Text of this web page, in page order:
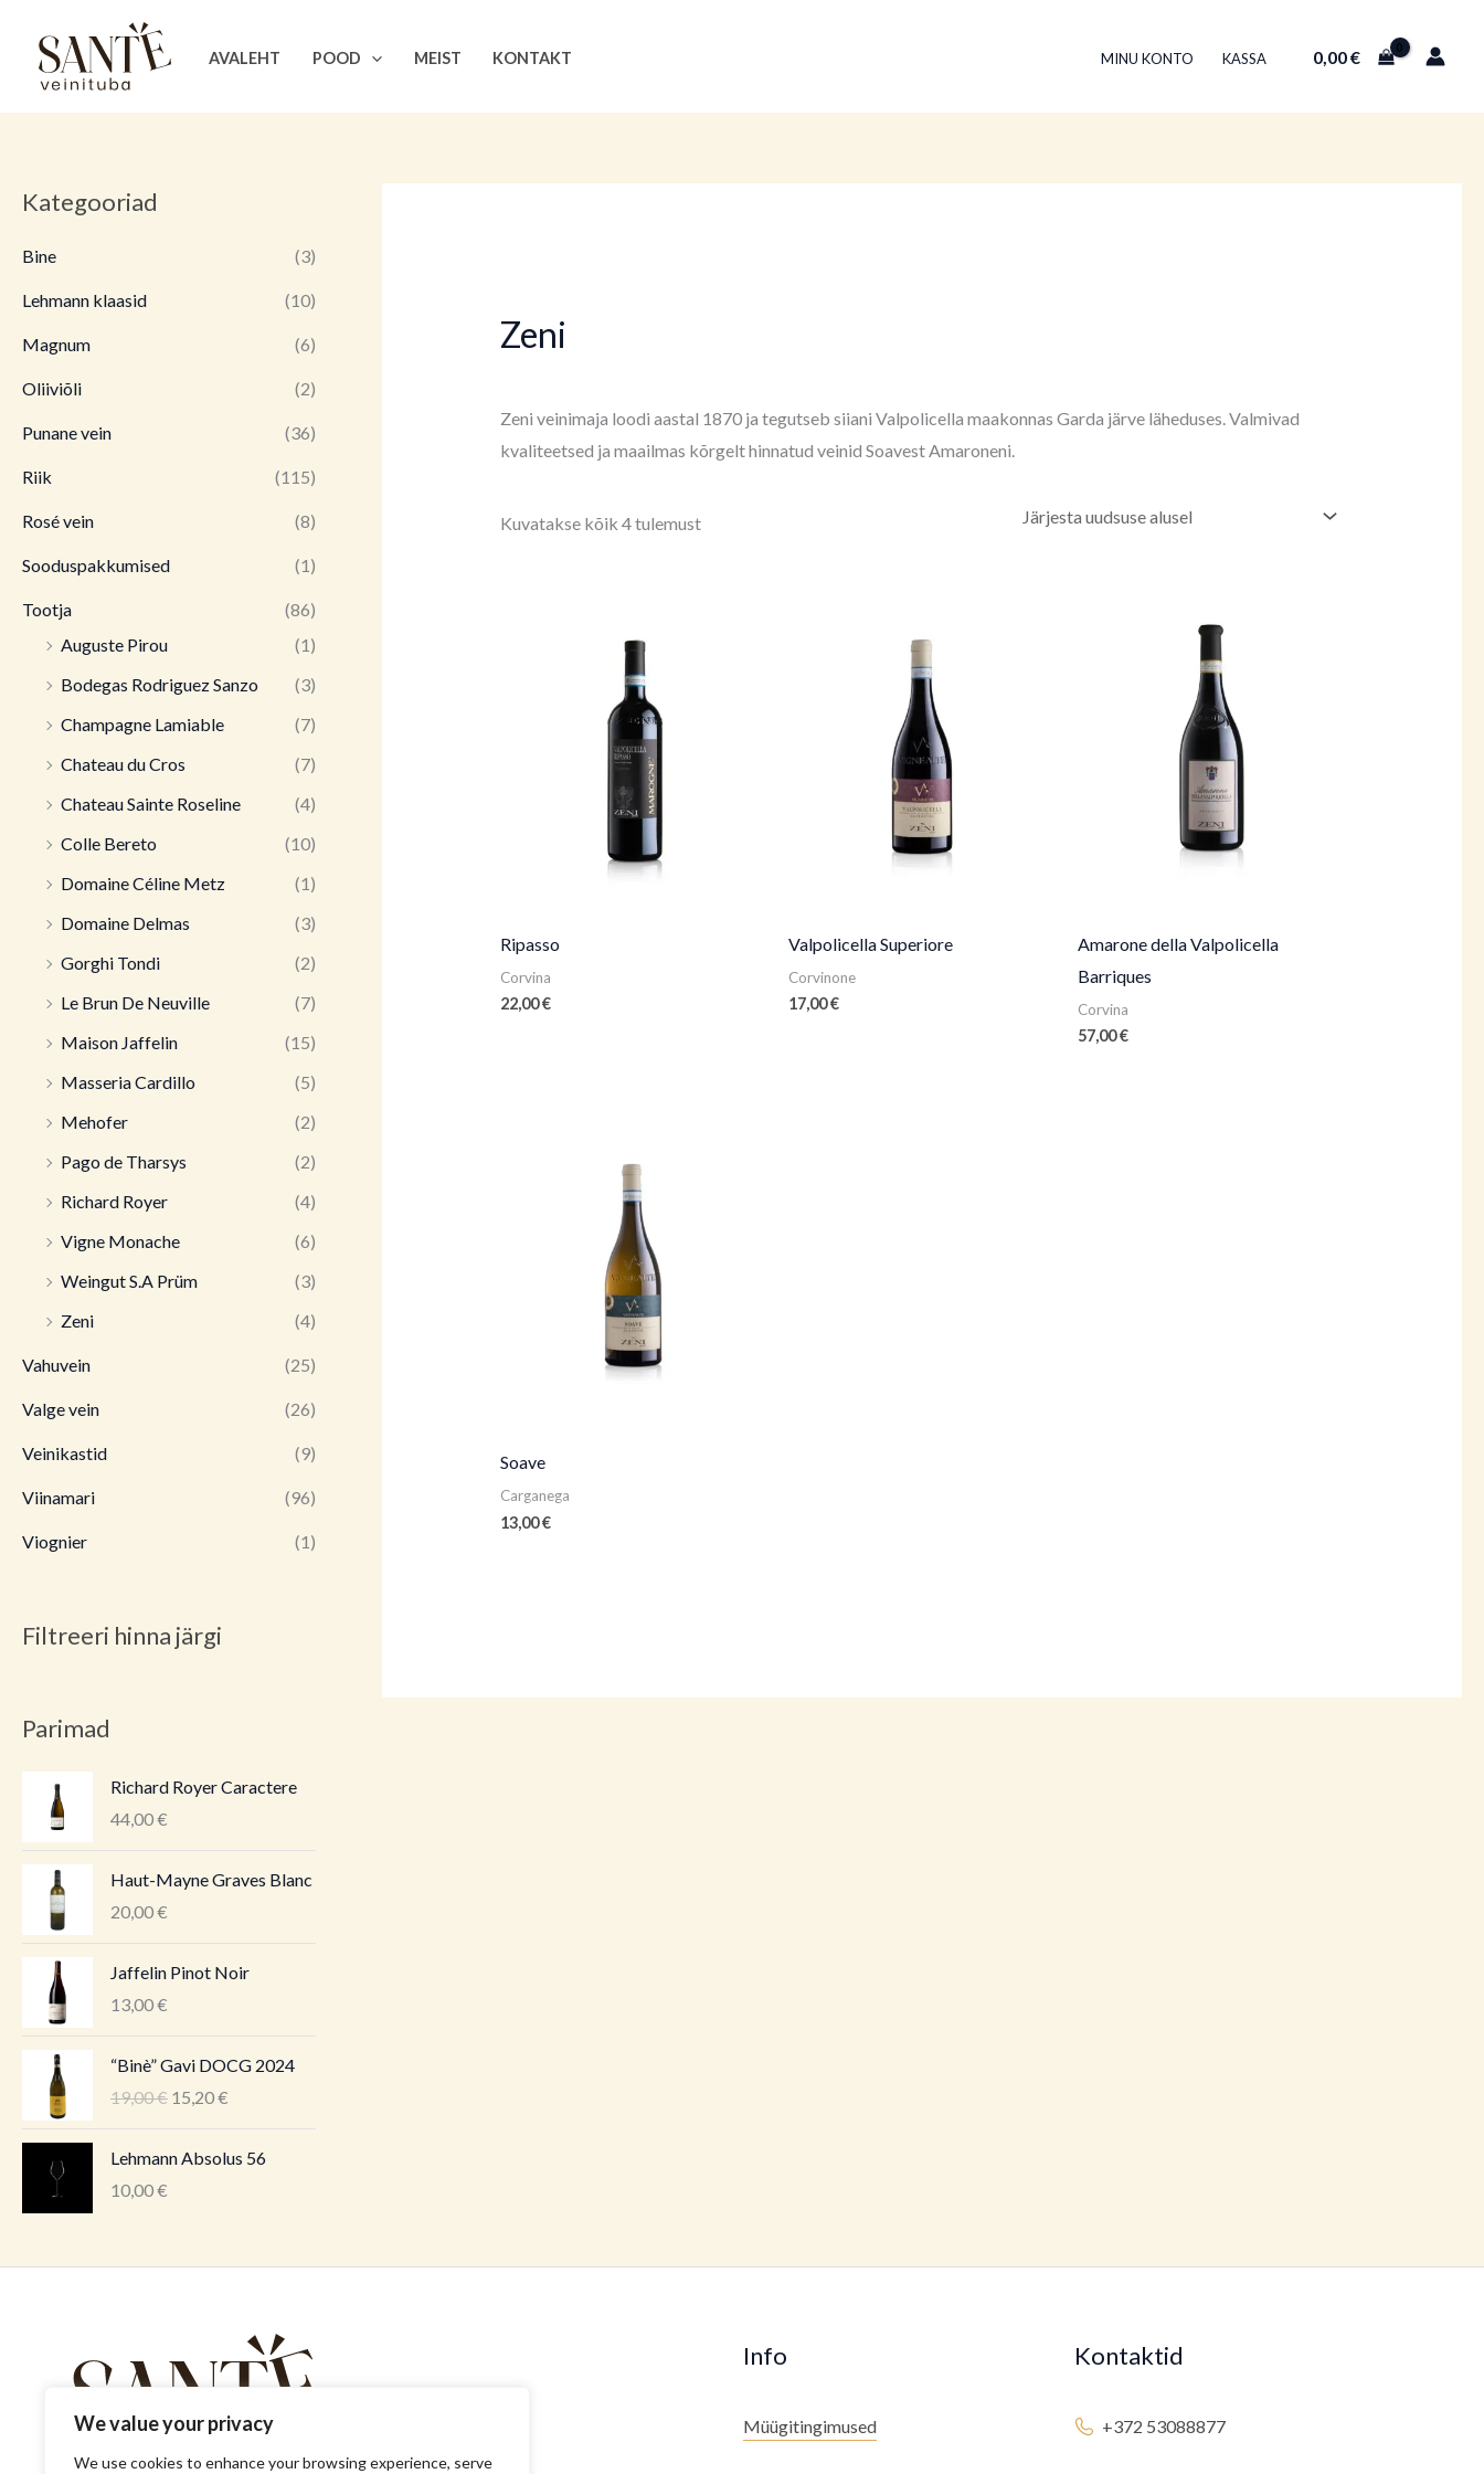
We value your privacy
We use cookies to enhance your browsing experience, serve
content
AVALEHT POOD MEIST KONTAKT MINU KONTO KASSA 0,00€
Kategooriad
Bine (3)
Lehmann klaasid (10)
Magnum (6)
Oliiviõli (2)
Punane vein (36)
Riik (115)
Rosé vein (8)
Sooduspakkumised (1)
Tootja
(86)
Auguste Pirou
(1)
Bodegas Rodriguez Sanzo
(3)
Champagne Lamiable
(7)
Chateau du Cros
(7)
Chateau Sainte Roseline
(4)
Colle Bereto
(10)
Domaine Céline Metz
(1)
Domaine Delmas
(3)
Gorghi Tondi
(2)
Le Brun De Neuville
(7)
Maison Jaffelin
(15)
Masseria Cardillo
(5)
Mehofer
(2)
Pago de Tharsys
(2)
Richard Royer
(4)
Vigne Monache
(6)
Weingut S.A Prüm
(3)
Zeni
(4)
Vahuvein (25)
Valge vein (26)
Veinikastid (9)
Viinamari (96)
Viognier (1)
Filtreeri hinna järgi
Parimad
Richard Royer Caractere
44,00€
Haut-Mayne Graves Blanc
20,00€
Jaffelin Pinot Noir
13,00€
“Binè” Gavi DOCG 2024
19,00€ g
n
e
d
:
9
15,20€
e
g
h
o
:
Lehmann Absolus 56
10,00€
Zeni
Zeni veinimaja loodi aastal 1870 ja tegutseb siiani Valpolicella maakonnas Garda järve läheduses. Valmivad
kvaliteetsed ja maailmas kõrgelt hinnatud veinid Soavest Amaroneni.
Kuvatakse kõik 4 tulemust
Ripasso
Corvina
22,00€
Valpolicella Superiore
Corvinone
17,00€
Amarone della Valpolicella
Barriques
Corvina
57,00€
Soave
Carganega
13,00€
Info
Müügitingimused
Kontaktid
+372 53088877